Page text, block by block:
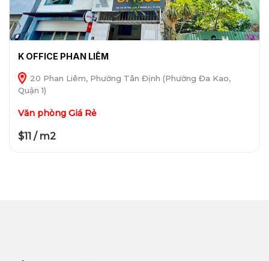
K OFFICE PHAN LIÊM
20 Phan Liêm, Phường Tân Định (Phường Đa Kao,
Quận 1)
Văn phòng Giá Rẻ
$11 / m2